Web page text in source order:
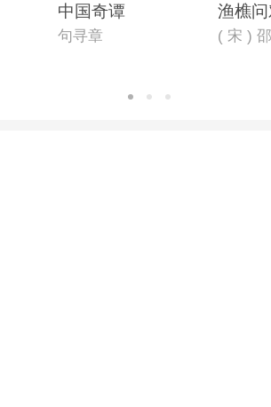
中国奇谭
句寻章
渔樵
( 宋 )